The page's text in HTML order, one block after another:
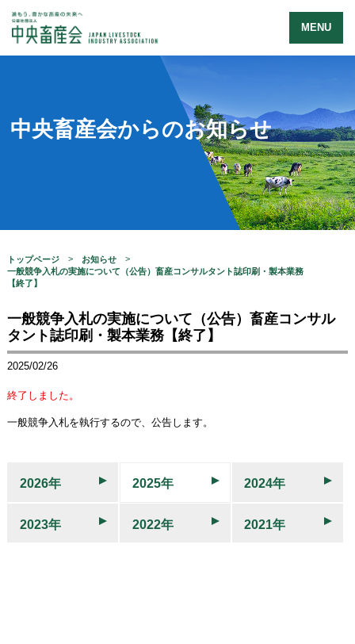
MENU
中央畜産会からのお知らせ
トップページ
お知らせ
一般競争入札の実施について（公告）畜産コンサルタント誌印刷・製本業務
【終了】
一般競争入札の実施について（公告）畜産コンサル
タント誌印刷・製本業務【終了】
2025/02/26
終了しました。
一般競争入札を執行するので、公告します。
2026年 2025年 2024年
2023年 2022年 2021年